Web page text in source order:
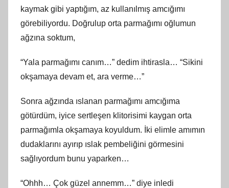
kaymak gibi yaptığım, az kullanılmış amcığımı
görebiliyordu. Doğrulup orta parmağımı oğlumun
ağzına soktum,
“Yala parmağımı canım…” dedim ihtirasla… “Sikini
okşamaya devam et, ara verme…”
Sonra ağzında ıslanan parmağımı amcığıma
götürdüm, iyice sertleşen klitorisimi kaygan orta
parmağımla okşamaya koyuldum. İki elimle amımın
dudaklarını ayırıp ıslak pembeliğini görmesini
sağlıyordum bunu yaparken…
“Ohhh… Çok güzel annemm…” diye inledi